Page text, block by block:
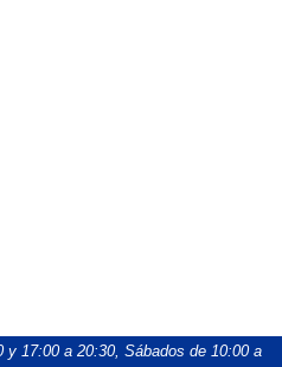
y 17:00 a 20:30, Sábados de 10:00 a